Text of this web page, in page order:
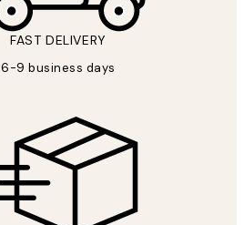
FAST DELIVERY
6-9 business days